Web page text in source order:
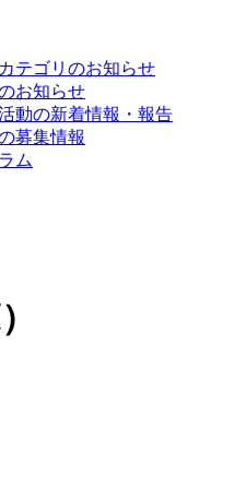
テゴリのお知らせ
お知らせ
動の新着情報・報告
募集情報
ム